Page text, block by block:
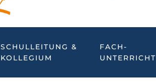
SCHULLEITUNG &
KOLLEGIUM
FACH­
UNTERRICHT